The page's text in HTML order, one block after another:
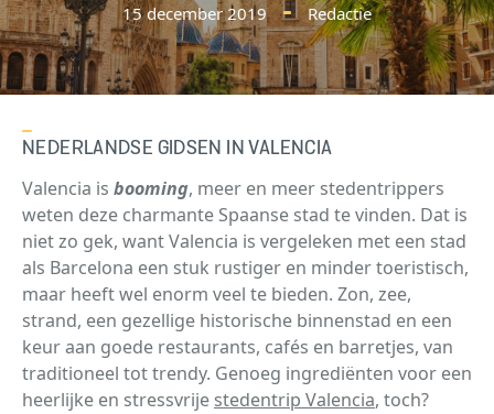
Redactie
15 december 2019
NEDERLANDSE GIDSEN IN VALENCIA
Valencia is booming, meer en meer stedentrippers
weten deze charmante Spaanse stad te vinden. Dat is
niet zo gek, want Valencia is vergeleken met een stad
als Barcelona een stuk rustiger en minder toeristisch,
maar heeft wel enorm veel te bieden. Zon, zee,
strand, een gezellige historische binnenstad en een
keur aan goede restaurants, cafés en barretjes, van
traditioneel tot trendy. Genoeg ingrediënten voor een
heerlijke en stressvrije stedentrip Valencia, toch?